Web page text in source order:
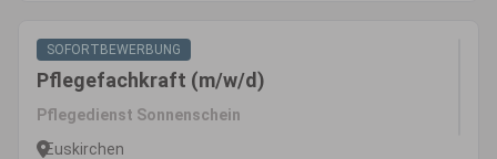
SOFORTBEWERBUNG
Pflegefachkraft (m/w/d)
Pflegedienst Sonnenschein
Euskirchen